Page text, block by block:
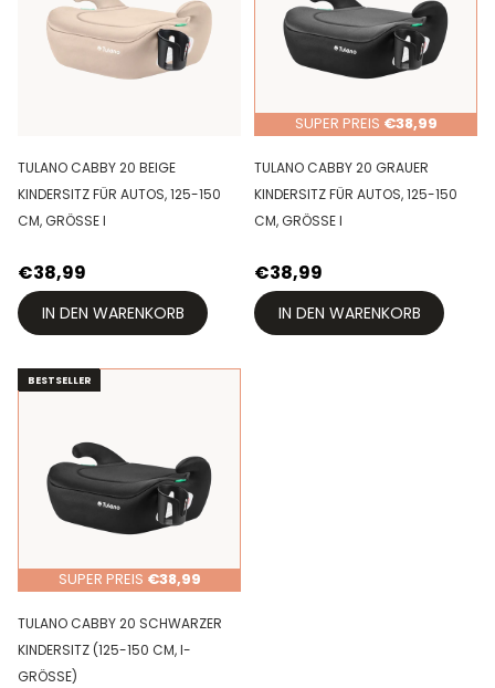
TULANO CABBY 20 BEIGE
KINDERSITZ FÜR AUTOS, 125-150
CM, GRÖSSE I
€38,99
IN DEN WARENKORB
SUPER PREIS €38,99
TULANO CABBY 20 GRAUER
KINDERSITZ FÜR AUTOS, 125-150
CM, GRÖSSE I
€38,99
IN DEN WARENKORB
BESTSELLER
BESTSELLER
SUPER PREIS €38,99
TULANO CABBY 20 SCHWARZER
KINDERSITZ (125-150 CM, I-
GRÖSSE)